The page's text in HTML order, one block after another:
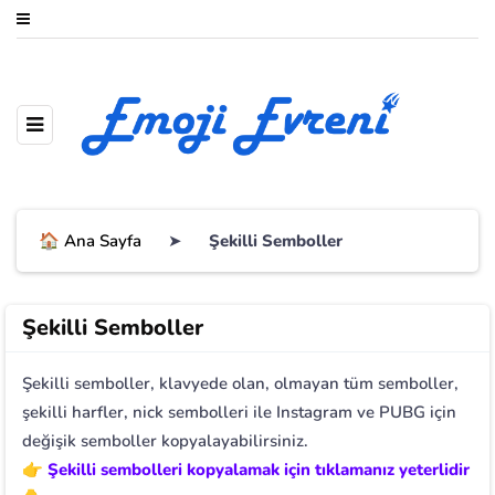
🏠 Ana Sayfa ➤ Şekilli Semboller
Şekilli Semboller
Şekilli semboller, klavyede olan, olmayan tüm semboller,
şekilli harfler, nick sembolleri ile Instagram ve PUBG için
değişik semboller kopyalayabilirsiniz.
👉 Şekilli sembolleri kopyalamak için tıklamanız yeterlidir